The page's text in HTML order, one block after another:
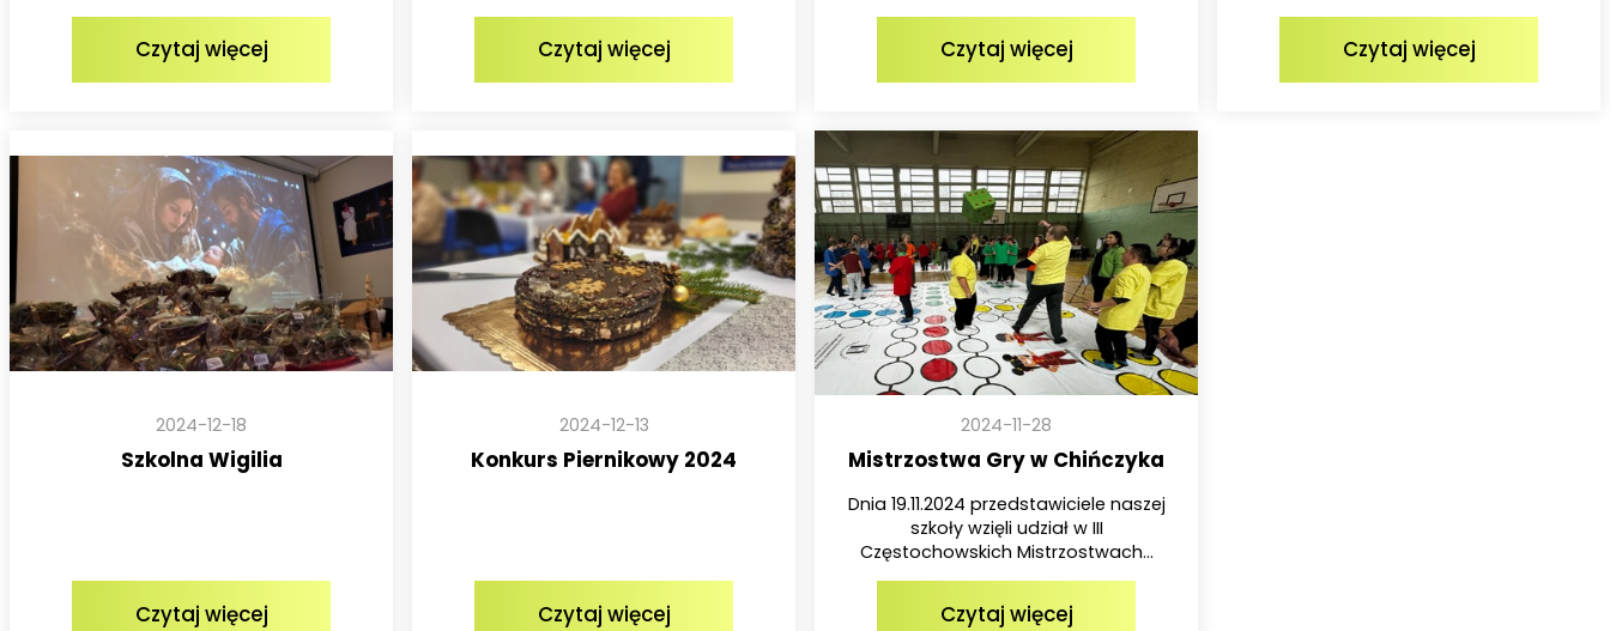
Czytaj więcej Czytaj więcej Czytaj więcej Czytaj więcej
2024-12-18
Szkolna Wigilia
Czytaj więcej
2024-12-13
Konkurs Piernikowy 2024
Czytaj więcej
2024-11-28
Mistrzostwa Gry w Chińczyka
Dnia 19.11.2024 przedstawiciele naszej
szkoły wzięli udział w III
Częstochowskich Mistrzostwach...
Czytaj więcej